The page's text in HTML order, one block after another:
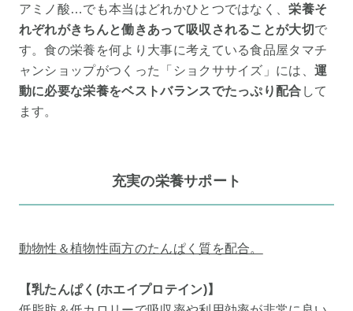
アミノ酸…でも本当はどれかひとつではなく、栄養そ
れぞれがきちんと働きあって吸収されることが大切 で
す。食の栄養を何より大事に考えている食品屋タマチ
ャンショップがつくった「ショクササイズ」には、運
動に必要な栄養をベストバランスでたっぷり配合 して
ます。
充実の栄養サポート
動物性＆植物性両方のたんぱく質を配合。
【乳たんぱく(ホエイプロテイン)】